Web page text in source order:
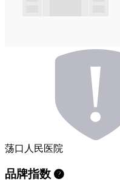
荡口人民医院
品牌指数